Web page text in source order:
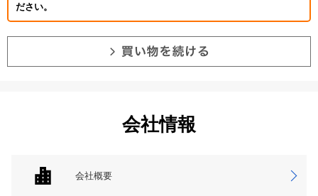
ださい。
会社情報
会社概要